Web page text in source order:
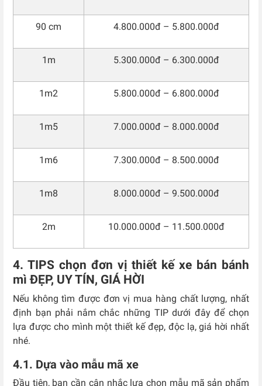
90 cm 4.800.000đ – 5.800.000đ
1m 5.300.000đ – 6.300.000đ
1m2 5.800.000đ – 6.800.000đ
1m5 7.000.000đ – 8.000.000đ
1m6 7.300.000đ – 8.500.000đ
1m8 8.000.000đ – 9.500.000đ
2m 10.000.000đ – 11.500.000đ
4. TIPS chọn đơn vị thiết kế xe bán bánh
mì ĐẸP, UY TÍN, GIÁ HỜI
Nếu không tìm được đơn vị mua hàng chất lượng, nhất
định bạn phải nắm chắc những TIP dưới đây để chọn
lựa được cho mình một thiết kế đẹp, độc lạ, giá hời nhất
nhé.
4.1. Dựa vào mẫu mã xe
Đầu tiên, bạn cần cân nhắc lựa chọn mẫu mã sản phẩm